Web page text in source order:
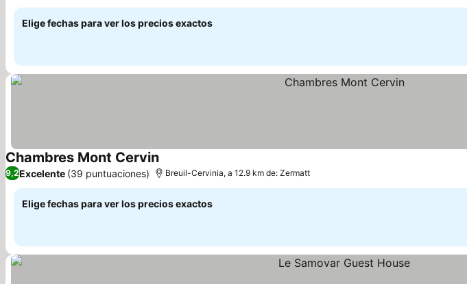
Elige fechas para ver los precios exactos
Chambres Mont Cervin
9,2Excelente (39 puntuaciones) Breuil-Cervinia, a 12.9 km de: Zermatt
Elige fechas para ver los precios exactos